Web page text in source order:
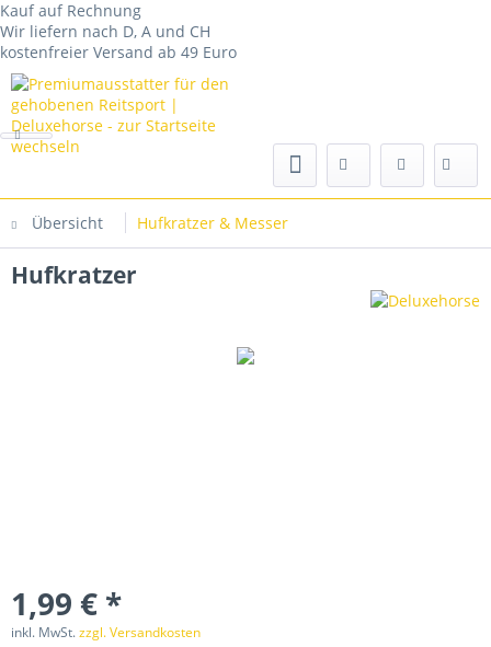
Kauf auf Rechnung
Wir liefern nach D, A und CH
kostenfreier Versand ab 49 Euro
Übersicht Hufkratzer & Messer
Hufkratzer
1,99 € *
inkl. MwSt.zzgl. Versandkosten